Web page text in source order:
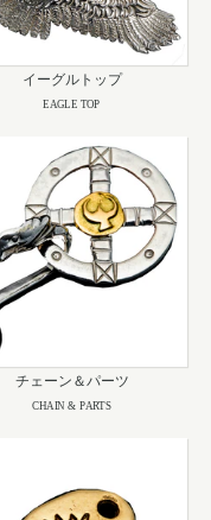
イーグルトップ
EAGLE TOP
チェーン＆パーツ
CHAIN & PARTS